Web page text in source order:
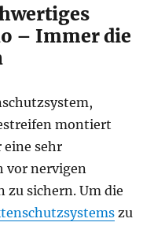
– Immer die
montiert
eine sehr
vor nervigen
zu sichern. Um die
zu